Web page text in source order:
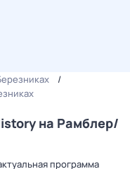
на Рамблер/
программа